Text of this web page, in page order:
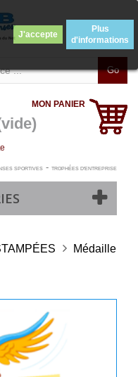
Go
MON PANIER
SPORTIVES- TROPHÉES D'ENTREPRISE
J'accepte
Plus
d'informations
Médaille